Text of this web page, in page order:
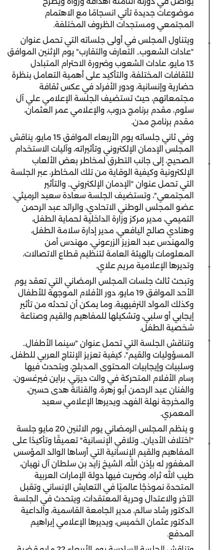
موضوعات جديدة تأتي انسجامًا مع الاهتمام
المجتمعي ومستجدات الظروف المختلفة.
ويتناول المجلس في أولى جلساته التي تحمل عنوان
"عادات الشعوب.. التعارف والتقارب" يوم الإثنين الموافق
13 مايو، عادات الشعوب وضرورة الاحترام المتبادل
للثقافات المختلفة، والتأكيد على أهمية التعامل بنظرة
حضارية وإنسانية، ودور الأفراد في عكس ثقافة
مجتمعاتهم، حيث تستضيف الجلسة الإعلامي علي آل
سلوم، مقدم برنامج دروب، والإعلامي عمر العثمان،
مقدم برنامج مدن.
وفي ثاني جلساته يوم الأربعاء الموافق 15 مايو، يناقش
المجلس الإدمان الإلكتروني وتأثيراته، وآليات الاستخدام
الصحيح، إلى جانب التطرق لمخاطر بعض الألعاب
الإلكترونية وكيفية الوقاية من تلك المخاطر، عبر الجلسة
التي تحمل عنوان "الإدمان الإلكتروني.. والتأثير
المجتمعي"، وتستضيف الجلسة سعادة سعيد الرميثي،
عضو المجلس الوطني الاتحادي، والرائد عبد الرحمن
التميمي، مدير مركز وزارة الداخلية لحماية الطفل،
وهنادي صالح اليافعي، مدير إدارة سلامة الطفل،
والمهندس عبد العزيز الزرعوني، مهندس أمن
المعلومات بالهيئة العامة لتنظيم قطاع الاتصالات،
وتديرها الإعلامية مريم علاي.
وتبحث ثالث جلسات المجلس الرمضاني التي تعقد يوم
الأحد الموافق 19 مايو، دور الأفلام الموجهة للأطفال
وكذلك المواد الترفيهية، وما يمكن أن تحدثه من تأثير
إيجابي أو سلبي، وتشكيلها للمفاهيم والقيم وصناعة
شخصية الطفل.
وتناقش الجلسة التي تحمل عنوان "سينما الأطفال..
المسؤوليات والقيم"، كيفية تعزيز الإنتاج العربي للطفل،
وسلبيات وإيجابيات المحتوى المدبلج، ويتحدث فيها
رسام الأفلام المتحركة في والت ديزني، براين فيرغسون،
والفنان عبد الرحمن أبو زهرة، والفنانة هدى حسين،
والمخرجة نهلة الفهد، ويديرها الإعلامي سعيد
المعمري.
و ينظم المجلس الرمضاني يوم الاثنين 20 مايو جلسة
"اختلاف الأديان.. وتلاقي الإنسانية" تعميقًا وتأكيدًا على
المفاهيم والقيم الإنسانية التي أرساها الوالد المؤسس
المغفور له بإذن الله، الشيخ زايد بن سلطان آل نهيان،
طيب الله ثراه، وضربت فيها دولة الإمارات العربية
المتحدة نموذجًا عالميًا في التعايش الإنساني وتقبل
الآخر والاعتدال وحرية المعتقدات، ويتحدث في الجلسة
الدكتور رشاد سالم، مدير الجامعة القاسمية، والداعية
الدكتور عثمان الخميس، ويديرها الإعلامي إبراهيم
المدفع.